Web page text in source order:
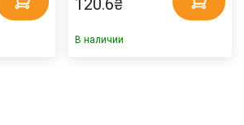
120.6₴
В наличии